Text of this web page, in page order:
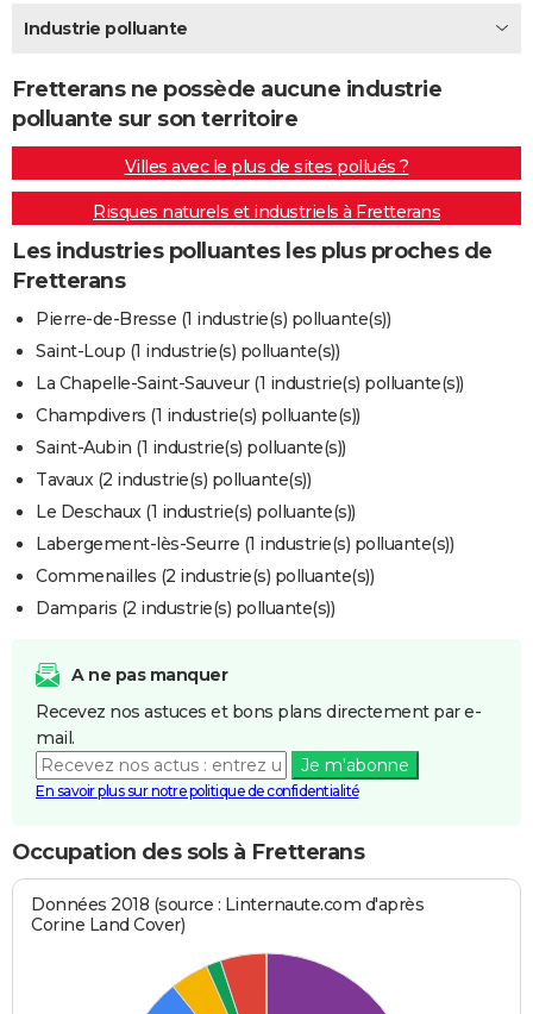
Destinations
City break
Voyage nature
Voyage de noces
Forum
Climat
+PHOTO
GUIDES D'ACHAT
BONS PLANS
CARTE DE VOEUX
Carte de Noël
Carte Bonne année
Carte Saint-Valentin
Carte Pâques
Carte d'anniversaire
DICTIONNAIRE
Dictionnaire
Biographies
Citations
Expressions
Proverbes
PROGRAMME TV
COPAINS D'AVANT
S'inscrire
Se connecter
Lycées
Collèges
Primaires
Universités
Entreprises
Service militaire
Avis de recherche
AVIS DE DÉCÈS
FORUM
Bricolage
Lifestyle
Culture
Sport
Auto
Television
Voyage
Cinema
Industrie polluante
Fretterans ne possède aucune industrie
polluante sur son territoire
Villes avec le plus de sites pollués ?
Risques naturels et industriels à Fretterans
Les industries polluantes les plus proches de
Fretterans
Pierre-de-Bresse (1 industrie(s) polluante(s))
Saint-Loup (1 industrie(s) polluante(s))
La Chapelle-Saint-Sauveur (1 industrie(s) polluante(s))
Champdivers (1 industrie(s) polluante(s))
Saint-Aubin (1 industrie(s) polluante(s))
Tavaux (2 industrie(s) polluante(s))
Le Deschaux (1 industrie(s) polluante(s))
Labergement-lès-Seurre (1 industrie(s) polluante(s))
Commenailles (2 industrie(s) polluante(s))
Damparis (2 industrie(s) polluante(s))
A ne pas manquer
Recevez nos astuces et bons plans directement par e-
mail.
Je m'abonne
En savoir plus sur notre politique de confidentialité
Occupation des sols à Fretterans
Données 2018 (source : Linternaute.com d'après
Corine Land Cover)